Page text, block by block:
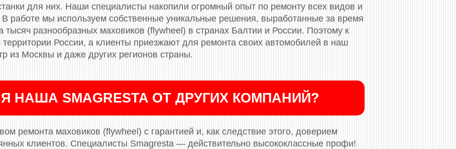
для них. Наши специалисты накопили огромный опыт по ремонту всех видов и
работе мы используем собственные уникальные решения, выработанные за время
тысяч разнообразных маховиков (flywheel) в странах Балтии и России. Поэтому к
территории России, а клиенты приезжают для ремонта своих автомобилей в наш
из Москвы и даже других регионов страны.
НАША SMAGRESTA ОТ ДРУГИХ КОМПАНИЙ?
ремонта маховиков (flywheel) с гарантией и, как следствие этого, доверием
клиентов. Специалисты Smagresta — действительно высококлассные профи!